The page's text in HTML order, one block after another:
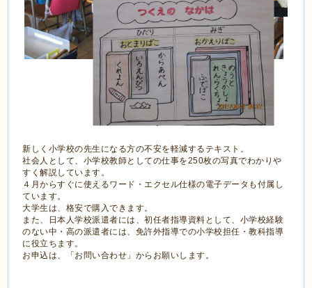
新しく小学校の先生になる方の不安を軽減するテキスト。
社会人として、小学校教師としての仕事を250枚の写真でわかりや
すく解説しています。
４月からすぐに使えるワード・エクセル仕様の電子データも付属し
ています。
大学生は、格安で購入できます。
また、日本人学校派遣者には、初任者指導資料として、小学校経験
のない中・高の派遣者には、免許外指導での小学校担任・教科指導
に役立ちます。
お申込は、「お問い合わせ」からお願いします。